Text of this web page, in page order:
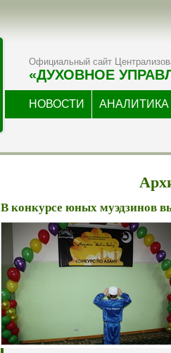
Официальный сайт
«ДУХОВНОЕ
НОВОСТИ АНАЛИТИКА
В конкурсе юных муэдзинов